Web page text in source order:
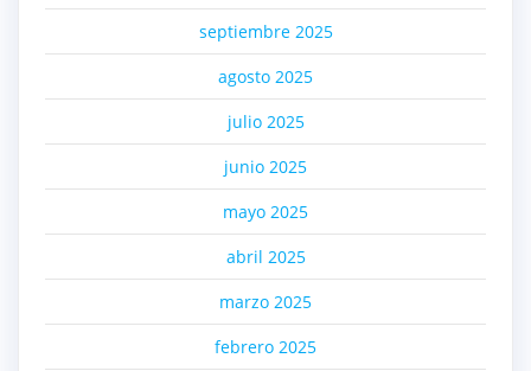
septiembre 2025
agosto 2025
julio 2025
junio 2025
mayo 2025
abril 2025
marzo 2025
febrero 2025